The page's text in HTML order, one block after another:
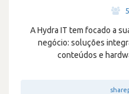
A Hydra IT tem focado a
negócio: soluções
conteúdos e